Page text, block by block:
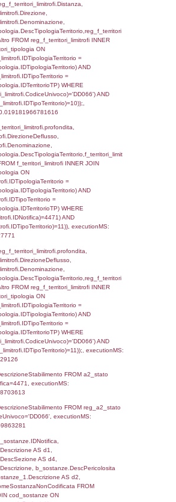
SELECT
FROM
cod_territori_tipologia ON
=
=
SELECT f_territori_limitrofi.Distanza,
FROM
cod_territori_tipologia ON
=
=
AND
SELECT
FROM
cod_territori_tipologia ON